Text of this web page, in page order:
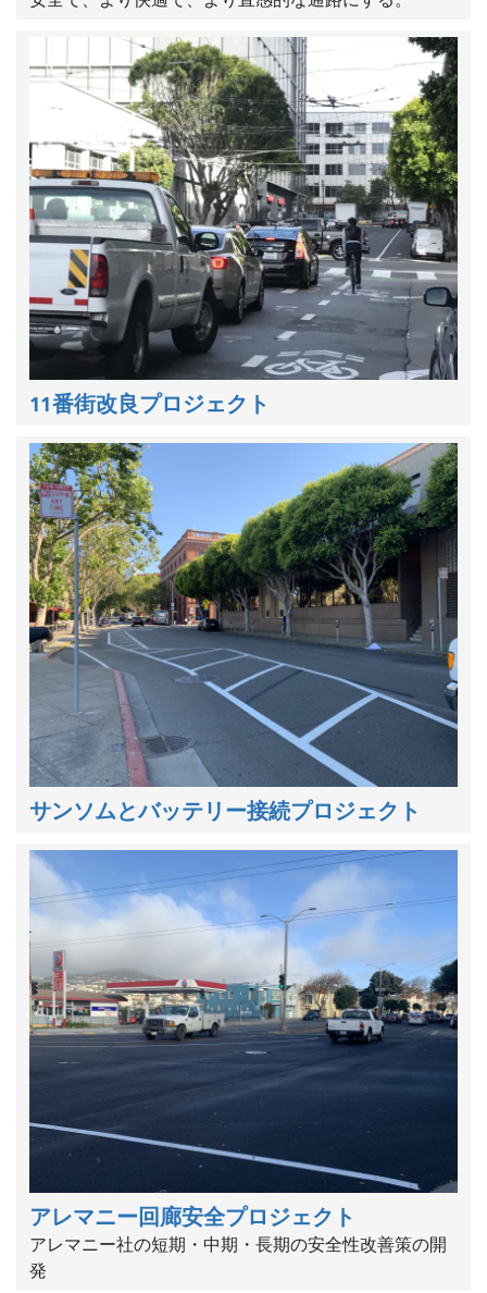
11番街改良プロジェクト
サンソムとバッテリー接続プロジェクト
アレマニー回廊安全プロジェクト
アレマニー社の短期・中期・長期の安全性改善策の開
発